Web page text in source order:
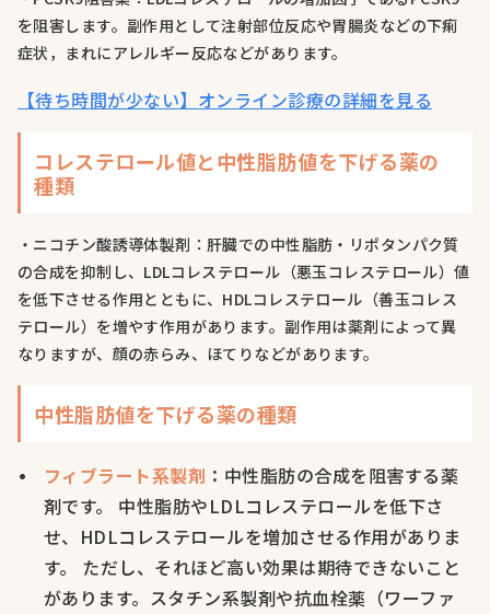
を阻害します。副作用として注射部位反応や胃腸炎などの下痢
症状，まれにアレルギー反応などがあります。
【待ち時間が少ない】オンライン診療の詳細を見る
コレステロール値と中性脂肪値を下げる薬の
種類
・ニコチン酸誘導体製剤：肝臓での中性脂肪・リポタンパク質
の合成を抑制し、LDLコレステロール（悪玉コレステロール）値
を低下させる作用とともに、HDLコレステロール（善玉コレス
テロール）を増やす作用があります。副作用は薬剤によって異
なりますが、顔の赤らみ、ほてりなどがあります。
中性脂肪値を下げる薬の種類
フィブラート系製剤 ：中性脂肪の合成を阻害する薬
剤です。 中性脂肪やLDLコレステロールを低下さ
せ、HDLコレステロールを増加させる作用がありま
す。 ただし、それほど高い効果は期待できないこと
があります。スタチン系製剤や抗血栓薬（ワーファ